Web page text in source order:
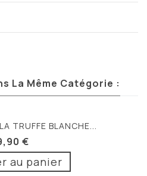
La Même Catégorie :
TRUFFE BLANCHE...
€
au panier